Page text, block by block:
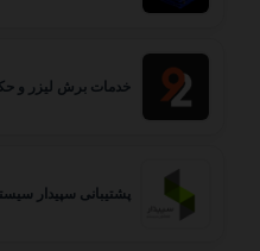
خدمات برش لیزر و
پشتیبانی سپیدار